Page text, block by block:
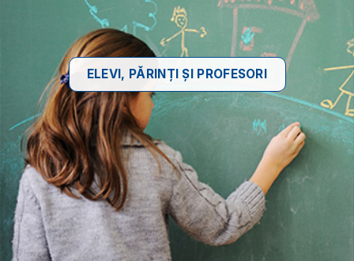
ELEVI, PĂRINȚI ȘI PROFESORI